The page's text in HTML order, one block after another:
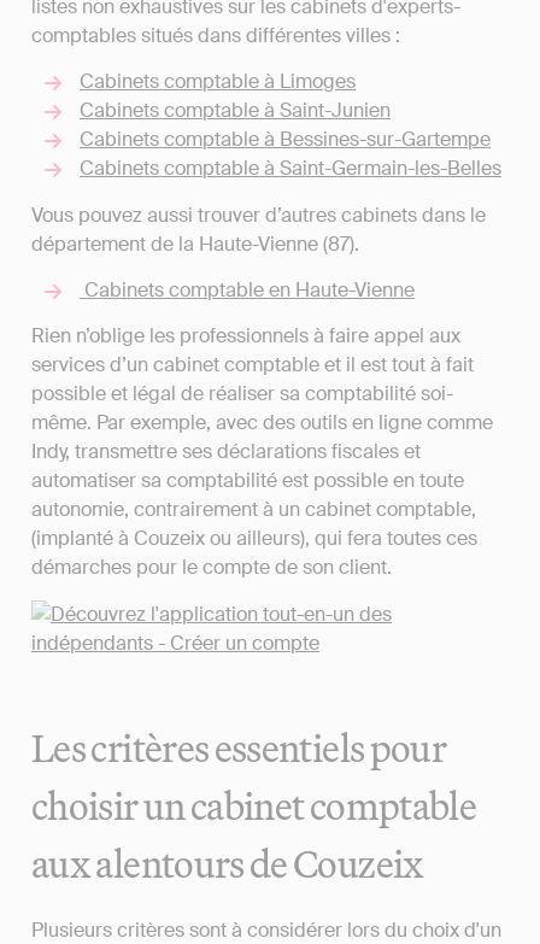
listes non exhaustives sur les cabinets d'experts-
comptables situés dans différentes villes :
Cabinets comptable à Limoges
Cabinets comptable à Saint-Junien
Cabinets comptable à Bessines-sur-Gartempe
Cabinets comptable à Saint-Germain-les-Belles
Vous pouvez aussi trouver d’autres cabinets dans le
département de la Haute-Vienne (87).
Cabinets comptable en Haute-Vienne
Rien n’oblige les professionnels à faire appel aux
services d’un cabinet comptable et il est tout à fait
possible et légal de réaliser sa comptabilité soi-
même. Par exemple, avec des outils en ligne comme
Indy, transmettre ses déclarations fiscales et
automatiser sa comptabilité est possible en toute
autonomie, contrairement à un cabinet comptable,
(implanté à Couzeix ou ailleurs), qui fera toutes ces
démarches pour le compte de son client.
Les critères essentiels pour
choisir un cabinet comptable
aux alentours de Couzeix
Plusieurs critères sont à considérer lors du choix d'un